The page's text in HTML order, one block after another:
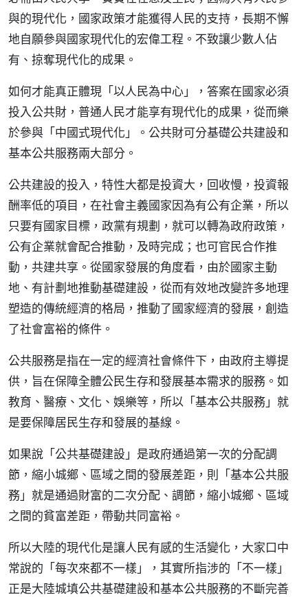
與的現代化，國家政策才能獲得人民的支持，長期不懈
地自願參與國家現代化的宏偉工程。不致讓少數人佔
有、掠奪現代化的成果。
如何才能真正體現「以人民為中心」，答案在國家必須
投入公共財，普通人民才能享有現代化的成果，從而樂
於參與「中國式現代化」。公共財可分基礎公共建設和
基本公共服務兩大部分。
公共建設的投入，特性大都是投資大，回收慢，投資報
酬率低的項目，在社會主義國家因為有公有企業，所以
只要有國家目標，政黨有規劃，就可以轉為政府政策，
公有企業就會配合推動，及時完成；也可官民合作推
動，共建共享。從國家發展的角度看，由於國家主動
地、有計劃地推動基礎建設，從而有效地改變許多地理
塑造的傳統經濟的格局，推動了國家經濟的發展，創造
了社會富裕的條件。
公共服務是指在一定的經濟社會條件下，由政府主導提
供，旨在保障全體公民生存和發展基本需求的服務。如
教育、醫療、文化、娛樂等，所以「基本公共服務」就
是要保障居民生存和發展的基線。
如果說「公共基礎建設」是政府通過第一次的分配調
節，縮小城鄉、區域之間的發展差距，則「基本公共服
務」就是通過財富的二次分配、調節，縮小城鄉、區域
之間的貧富差距，帶動共同富裕。
所以大陸的現代化是讓人民有感的生活變化，大家口中
常說的「每次來都不一樣」，其實所指涉的「不一樣」
正是大陸城填公共基礎建設和基本公共服務的不斷完善